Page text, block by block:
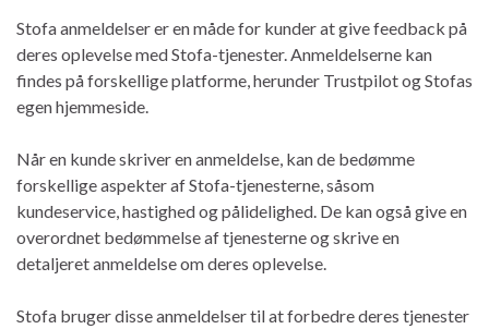
Stofa anmeldelser er en måde for kunder at give feedback på
deres oplevelse med Stofa-tjenester. Anmeldelserne kan
findes på forskellige platforme, herunder Trustpilot og Stofas
egen hjemmeside.
Når en kunde skriver en anmeldelse, kan de bedømme
forskellige aspekter af Stofa-tjenesterne, såsom
kundeservice, hastighed og pålidelighed. De kan også give en
overordnet bedømmelse af tjenesterne og skrive en
detaljeret anmeldelse om deres oplevelse.
Stofa bruger disse anmeldelser til at forbedre deres tjenester